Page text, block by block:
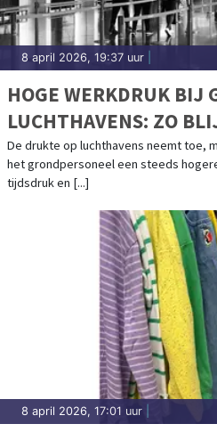
8 april 2026, 19:37 uur
HOGE WERKDRUK BIJ
LUCHTHAVENS: ZO
VEILIG
De drukte op luchthavens neemt toe,
het grondpersoneel een steeds
tijdsdruk en [...]
8 april 2026, 17:01 uur